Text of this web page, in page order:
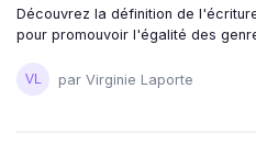
Découvrez la définition de
pour promouvoir l'égalité des
par Virginie Laporte